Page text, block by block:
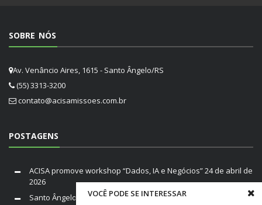
VOCÊ PODE SE INTERESSAR
SOBRE NÓS
Av. Venâncio Aires, 1615 - Santo Ângelo/RS
(55) 3313-3200
contato@acisamissoes.com.br
POSTAGENS
ACISA promove workshop “Dados, IA e Negócios”24 de abril de
2026
Santo Ângelo em Luto: Falece Franco André Neutz da Silveira,